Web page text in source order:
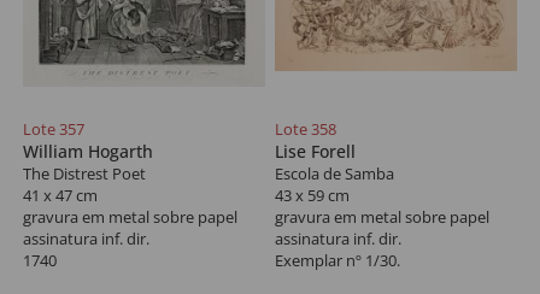
Lote 357
William Hogarth
The Distrest Poet
41 x 47 cm
gravura em metal sobre papel
assinatura inf. dir.
1740
Lote 358
Lise Forell
Escola de Samba
43 x 59 cm
gravura em metal sobre papel
assinatura inf. dir.
Exemplar nº 1/30.